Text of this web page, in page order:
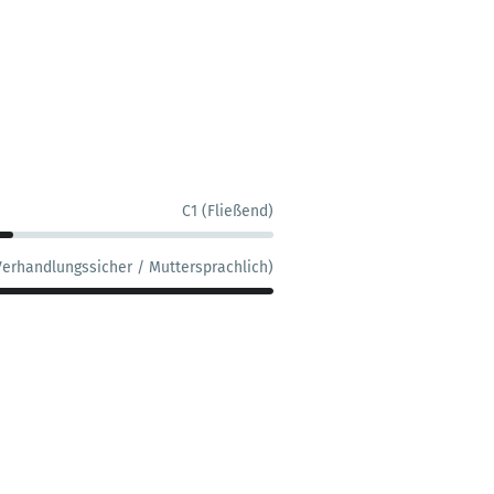
C1 (Fließend)
/ Muttersprachlich)